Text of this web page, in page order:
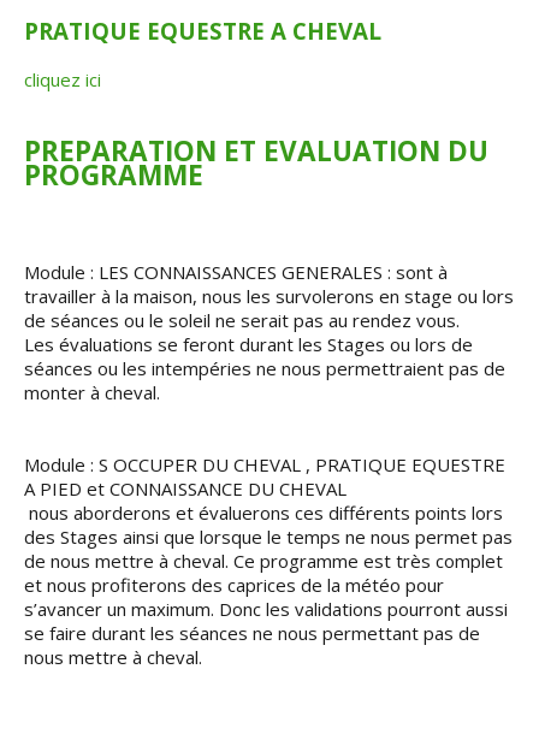
PRATIQUE EQUESTRE A CHEVAL
cliquez ici
PREPARATION ET EVALUATION DU
PROGRAMME
Module : LES CONNAISSANCES GENERALES : sont à
travailler à la maison, nous les survolerons en stage ou lors
de séances ou le soleil ne serait pas au rendez vous.
Les évaluations se feront durant les Stages ou lors de
séances ou les intempéries ne nous permettraient pas de
monter à cheval.
Module : S OCCUPER DU CHEVAL , PRATIQUE EQUESTRE
A PIED et CONNAISSANCE DU CHEVAL
nous aborderons et évaluerons ces différents points lors
des Stages ainsi que lorsque le temps ne nous permet pas
de nous mettre à cheval. Ce programme est très complet
et nous profiterons des caprices de la météo pour
s’avancer un maximum. Donc les validations pourront aussi
se faire durant les séances ne nous permettant pas de
nous mettre à cheval.